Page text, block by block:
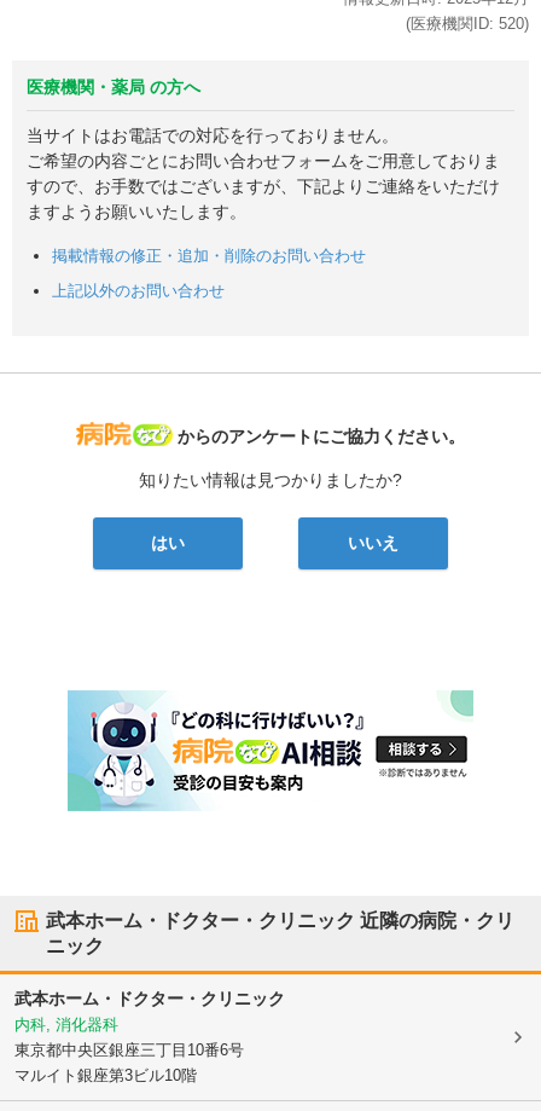
(医療機関ID: 520)
医療機関・薬局 の方へ
当サイトはお電話での対応を行っておりません。
ご希望の内容ごとにお問い合わせフォームをご用意しておりま
すので、お手数ではございますが、下記よりご連絡をいただけ
ますようお願いいたします。
掲載情報の修正・追加・削除のお問い合わせ
上記以外のお問い合わせ
病院なび
からのアンケートにご協力ください。
知りたい情報は見つかりましたか?
はい いいえ
武本ホーム・ドクター・クリニック 近隣の病院・クリ
ニック
武本ホーム・ドクター・クリニック
内科, 消化器科
東京都中央区銀座三丁目10番6号
マルイト銀座第3ビル10階